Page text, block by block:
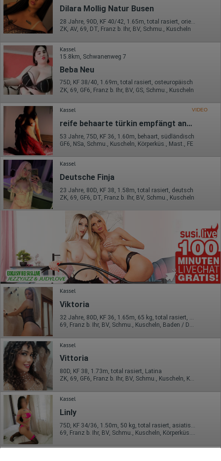
Dilara Mollig Natur Busen
28 Jahre, 90D, KF 40/42, 1.65m, total rasiert, orientalisch
ZK, AV, 69, DT, Franz b. Ihr, BV, Schmu., Kuscheln
Kassel
15.8km, Schwanenweg 7
Beba Neu
75D, KF 38/40, 1.69m, total rasiert, osteuropäisch
ZK, 69, GF6, Franz b. Ihr, BV, GS, Schmu., Kuscheln
Kassel VIDEO
reife behaarte türkin empfängt anspruchsvolle Herren
53 Jahre, 75D, KF 36, 1.60m, behaart, südländisch
GF6, NSa, Schmu., Kuscheln, Körperküs., Mast., FE
Kassel
Deutsche Finja
23 Jahre, 80D, KF 38, 1.58m, total rasiert, deutsch
ZK, 69, GF6, DT, Franz b. Ihr, BV, Schmu., Kuscheln
Kassel
Viktoria
32 Jahre, 80D, KF 36, 1.65m, 65 kg, total rasiert, osteuropäisch
69, Franz b. Ihr, BV, Schmu., Kuscheln, Baden / Duschen, FE, VE
Kassel
Vittoria
80D, KF 38, 1.73m, total rasiert, Latina
ZK, 69, GF6, Franz b. Ihr, BV, Schmu., Kuscheln, Körperküs.
Kassel
Linly